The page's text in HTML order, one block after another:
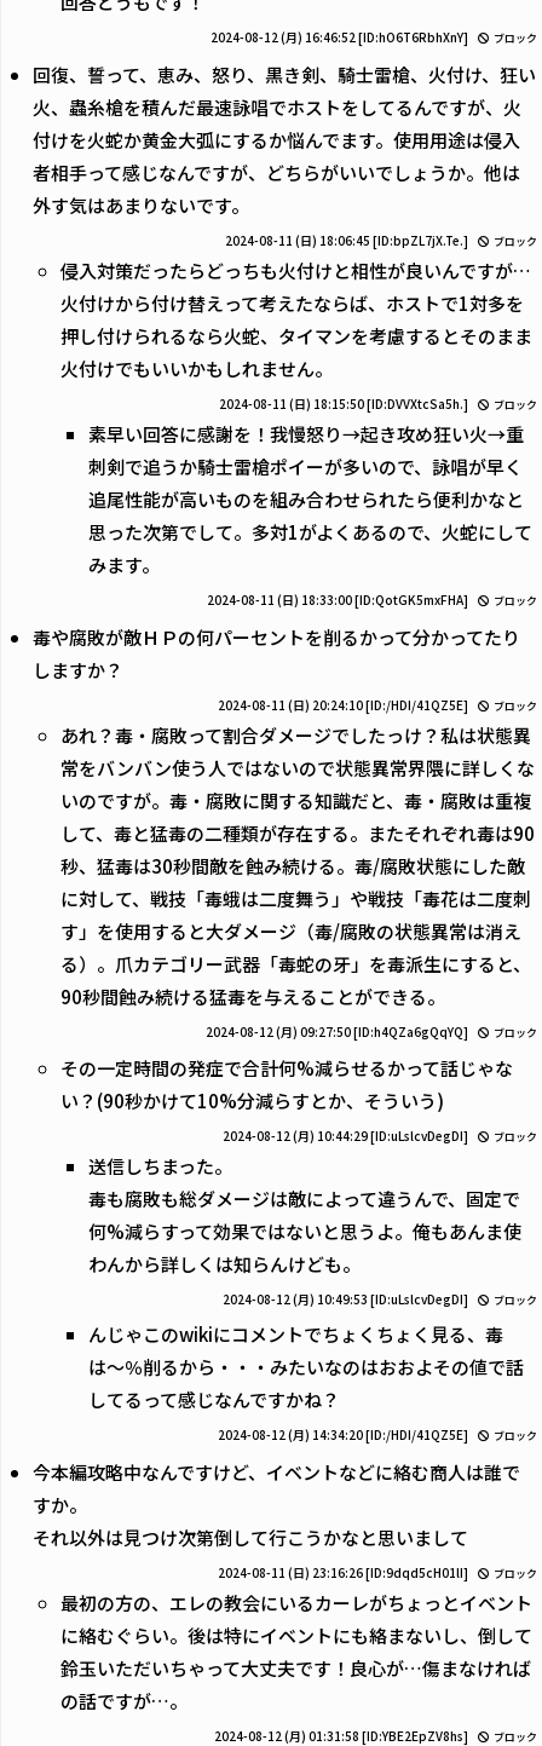
2024-08-12 (月) 16:46:52[ID:hO6T6RbhXnY] ブロック
回復、誓って、恵み、怒り、黒き剣、騎士雷槍、火付け、狂い
火、蟲糸槍を積んだ最速詠唱でホストをしてるんですが、火
付けを火蛇か黄金大弧にするか悩んでます。使用用途は侵入
者相手って感じなんですが、どちらがいいでしょうか。他は
外す気はあまりないです。
2024-08-11 (日) 18:06:45 [ID:bpZL7jX.Te.] ブロック
侵入対策だったらどっちも火付けと相性が良いんですが…
火付けから付け替えって考えたならば、ホストで1対多を
押し付けられるなら火蛇、タイマンを考慮するとそのまま
火付けでもいいかもしれません。
2024-08-11 (日) 18:15:50[ID:DVVXtcSa5h.] ブロック
素早い回答に感謝を！我慢怒り→起き攻め狂い火→重
刺剣で追うか騎士雷槍ポイーが多いので、詠唱が早く
追尾性能が高いものを組み合わせられたら便利かなと
思った次第でして。多対1がよくあるので、火蛇にして
みます。
2024-08-11 (日) 18:33:00[ID:QotGK5mxFHA] ブロック
毒や腐敗が敵ＨＰの何パーセントを削るかって分かってたり
しますか？
2024-08-11 (日) 20:24:10[ID:/HDI/41QZ5E] ブロック
あれ？毒・腐敗って割合ダメージでしたっけ？私は状態異
常をバンバン使う人ではないので状態異常界隈に詳しくな
いのですが。毒・腐敗に関する知識だと、毒・腐敗は重複
して、毒と猛毒の二種類が存在する。またそれぞれ毒は90
秒、猛毒は30秒間敵を蝕み続ける。毒/腐敗状態にした敵
に対して、戦技「毒蛾は二度舞う」や戦技「毒花は二度刺
す」を使用すると大ダメージ（毒/腐敗の状態異常は消え
る）。爪カテゴリー武器「毒蛇の牙」を毒派生にすると、
90秒間蝕み続ける猛毒を与えることができる。
2024-08-12 (月) 09:27:50[ID:h4QZa6gQqYQ] ブロック
その一定時間の発症で合計何%減らせるかって話じゃな
い？(90秒かけて10%分減らすとか、そういう)
2024-08-12 (月) 10:44:29[ID:uLslcvDegDI] ブロック
送信しちまった。
毒も腐敗も総ダメージは敵によって違うんで、固定で
何%減らすって効果ではないと思うよ。俺もあんま使
わんから詳しくは知らんけども。
2024-08-12 (月) 10:49:53 [ID:uLslcvDegDI] ブロック
んじゃこのwikiにコメントでちょくちょく見る、毒
は〜％削るから・・・みたいなのはおおよその値で話
してるって感じなんですかね？
2024-08-12 (月) 14:34:20[ID:/HDI/41QZ5E] ブロック
今本編攻略中なんですけど、イベントなどに絡む商人は誰で
すか。
それ以外は見つけ次第倒して行こうかなと思いまして
2024-08-11 (日) 23:16:26[ID:9dqd5cH01lI] ブロック
最初の方の、エレの教会にいるカーレがちょっとイベント
に絡むぐらい。後は特にイベントにも絡まないし、倒して
鈴玉いただいちゃって大丈夫です！良心が…傷まなければ
の話ですが…。
2024-08-12 (月) 01:31:58 [ID:YBE2EpZV8hs] ブロック